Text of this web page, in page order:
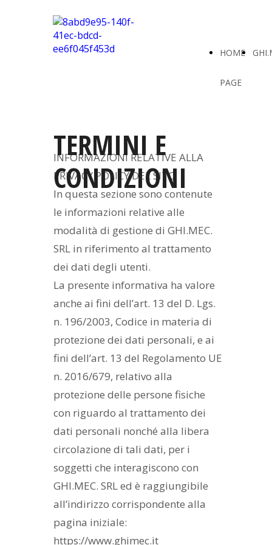
HOME
PAGE
TERMINI E
CONDIZIONI
INFORMAZIONI RELATIVE ALLA
PRIVACY POLICY DEL SITO
In questa sezione sono contenute
le informazioni relative alle
modalità di gestione di GHI.MEC.
SRL in riferimento al trattamento
dei dati degli utenti.
La presente informativa ha valore
anche ai fini dell’art. 13 del D. Lgs.
n. 196/2003, Codice in materia di
protezione dei dati personali, e ai
fini dell’art. 13 del Regolamento UE
n. 2016/679, relativo alla
protezione delle persone fisiche
con riguardo al trattamento dei
dati personali nonché alla libera
circolazione di tali dati, per i
soggetti che interagiscono con
GHI.MEC. SRL ed è raggiungibile
all’indirizzo corrispondente alla
pagina iniziale:
https://www.ghimec.it